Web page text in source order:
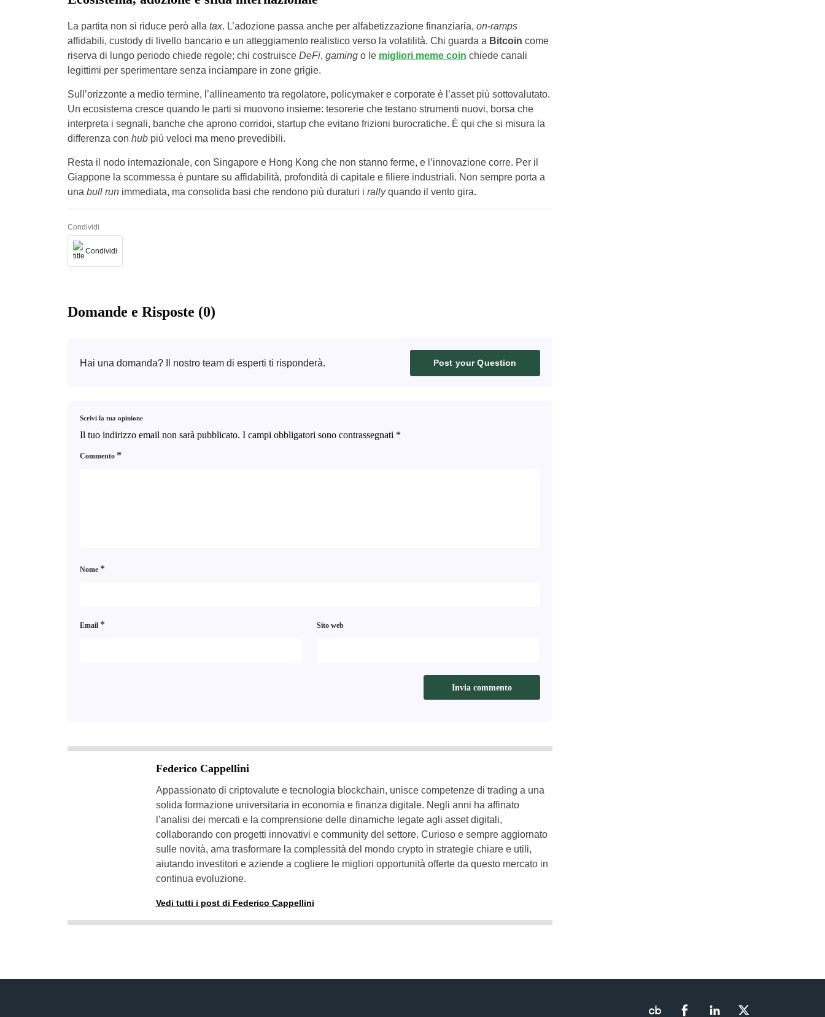
La partita non si riduce però alla tax. L’adozione passa anche per alfabetizzazione finanziaria, on-ramps
affidabili, custody di livello bancario e un atteggiamento realistico verso la volatilità. Chi guarda a Bitcoin come
riserva di lungo periodo chiede regole; chi costruisce DeFi, gamingo le migliori meme coin chiede canali
legittimi per sperimentare senza inciampare in zone grigie.
Sull’orizzonte a medio termine, l’allineamento tra regolatore, policymaker e corporate è l’asset più sottovalutato.
Un ecosistema cresce quando le parti si muovono insieme: tesorerie che testano strumenti nuovi, borsa che
interpreta i segnali, banche che aprono corridoi, startup che evitano frizioni burocratiche. È qui che si misura la
differenza con hubpiù veloci ma meno prevedibili.
Resta il nodo internazionale, con Singapore e Hong Kong che non stanno ferme, e l’innovazione corre. Per il
Giappone la scommessa è puntare su affidabilità, profondità di capitale e filiere industriali. Non sempre porta a
una bull runimmediata, ma consolida basi che rendono più duraturi i rallyquando il vento gira.
Condividi
Condividi
Domande e Risposte (0)
Hai una domanda? Il nostro team di esperti ti risponderà. Post your Question
Scrivi la tua opinione
Il tuo indirizzo email non sarà pubblicato. I campi obbligatori sono contrassegnati *
Commento *
Nome *
Email * Sito web
Federico Cappellini
Appassionato di criptovalute e tecnologia blockchain, unisce competenze di trading a una
solida formazione universitaria in economia e finanza digitale. Negli anni ha affinato
l’analisi dei mercati e la comprensione delle dinamiche legate agli asset digitali,
collaborando con progetti innovativi e community del settore. Curioso e sempre aggiornato
sulle novità, ama trasformare la complessità del mondo crypto in strategie chiare e utili,
aiutando investitori e aziende a cogliere le migliori opportunità offerte da questo mercato in
continua evoluzione.
Vedi tutti i post di Federico Cappellini